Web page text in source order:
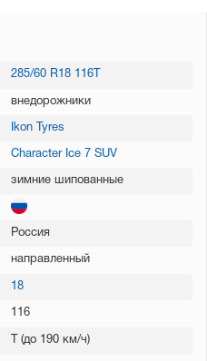
285/60 R18 116T
внедорожники
Ikon Tyres
Character Ice 7 SUV
зимние шипованные
Россия
направленный
18
116
T (до 190 км/ч)